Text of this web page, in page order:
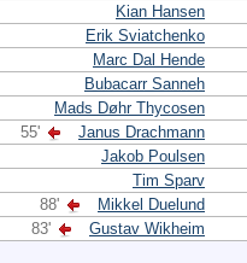
Kian Hansen
Erik Sviatchenko
Marc Dal Hende
Bubacarr Sanneh
Mads Døhr Thycosen
55'
Janus Drachmann
Jakob Poulsen
Tim Sparv
88'
Mikkel Duelund
83'
Gustav Wikheim